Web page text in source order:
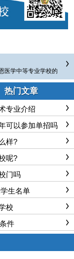
医学中等专业学校的
以参加单招吗
热门文章
专业介绍
可以参加单招吗
样?
呢?
门吗
生名单
校
件